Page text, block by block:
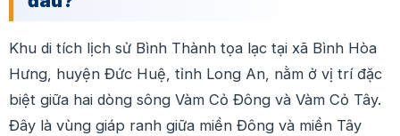
Khu di tích lịch sử Bình Thành tọa lạc tại xã Bình Hòa
Hưng, huyện Đức Huệ, tỉnh Long An, nằm ở vị trí đặc
biệt giữa hai dòng sông Vàm Cỏ Đông và Vàm Cỏ Tây.
Đây là vùng giáp ranh giữa miền Đông và miền Tây